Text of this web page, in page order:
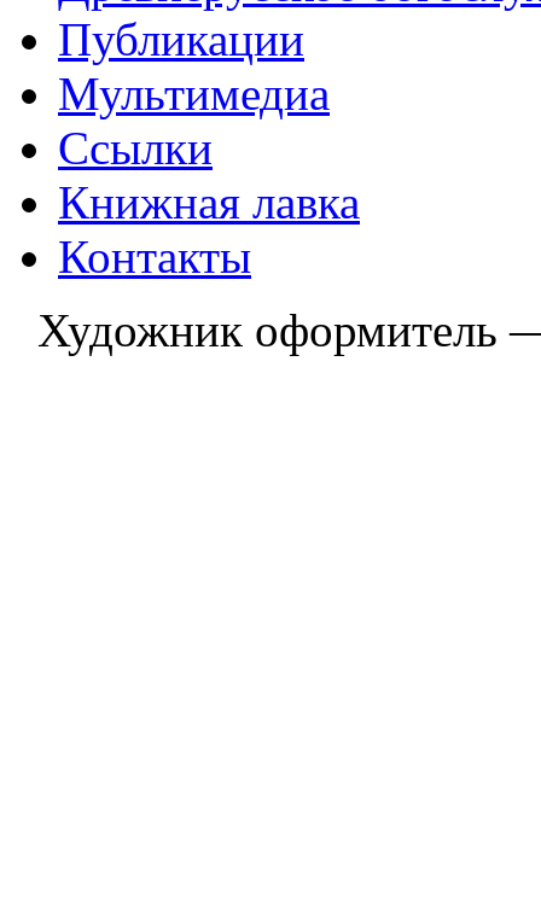
Публикации
Мультимедиа
Ссылки
Книжная лавка
Контакты
Художник оформитель